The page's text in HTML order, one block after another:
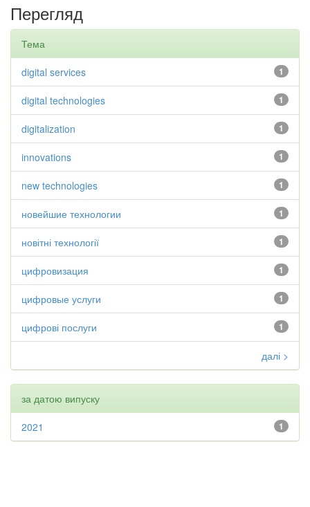
Перегляд
Тема
1
digital services
1
digital technologies
1
digitalization
1
innovations
1
new technologies
1
новейшие технологии
1
новітні технології
1
цифровизация
1
цифровые услуги
1
цифрові послуги
далі >
за датою випуску
1
2021